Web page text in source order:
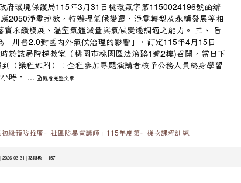
府環境保護局115年3月31日桃環氣字第1150024196號函辦
2050淨零排放，特辦理氣候變遷、淨零轉型及永續發展等相
實永續發展、溫室氣體減量與氣候變遷調適之能力。 三、 旨
「川普2.0對國內外氣候治理的影響」，訂定115年4月15日
時於該局階梯教室（桃園市桃園區法治路1號2樓)召開，當日下
（議程如附）；全程參加專題演講者核予公務人員終身學習
時。 ...
觀看完整文章
級預防推廣－社區防暴宣講師」115年度第一梯次課程訓練
| 2026-03-31 | 點閱數： 157